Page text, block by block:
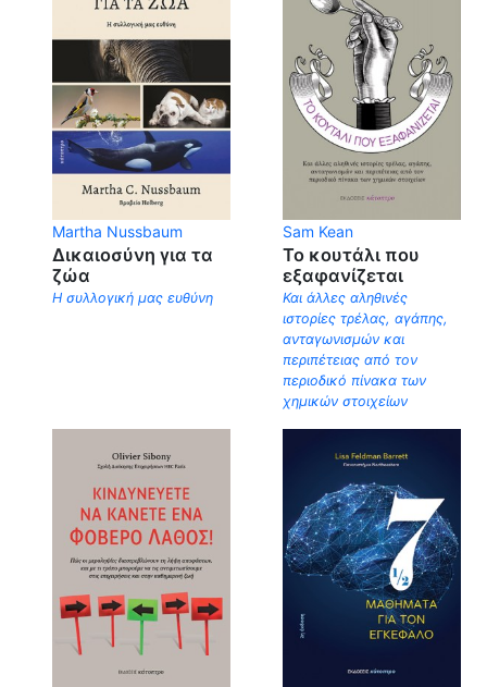
Martha Nussbaum
Δικαιοσύνη για τα
ζώα
Η συλλογική μας ευθύνη
Sam Kean
Το κουτάλι που
εξαφανίζεται
Και άλλες αληθινές
ιστορίες τρέλας, αγάπης,
ανταγωνισμών και
περιπέτειας από τον
περιοδικό πίνακα των
χημικών στοιχείων